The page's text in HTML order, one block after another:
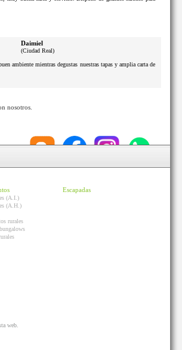
Daimiel
(Ciudad Real)
ambiente mientras degustas nuestras tapas y amplia carta de
nosotros.
(A.I.)
(A.H.)
rurales
Escapadas
web.